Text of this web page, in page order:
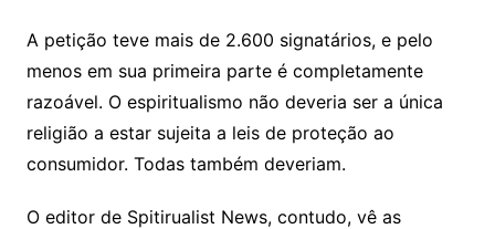
A petição teve mais de 2.600 signatários, e pelo
menos em sua primeira parte é completamente
razoável. O espiritualismo não deveria ser a única
religião a estar sujeita a leis de proteção ao
consumidor. Todas também deveriam.
O editor de Spitirualist News, contudo, vê as